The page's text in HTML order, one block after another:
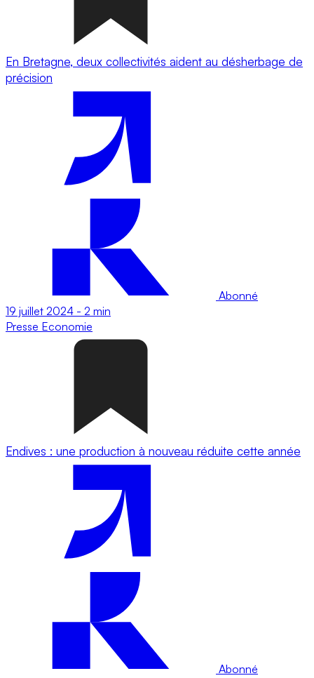
En Bretagne, deux collectivités aident au désherbage de
précision
Abonné
19 juillet 2024 - 2 min
Presse Economie
Endives : une production à nouveau réduite cette année
Abonné